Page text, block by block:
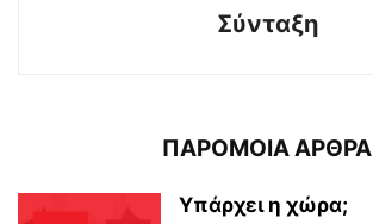
Σύνταξη
ΠΑΡΟΜΟΙΑ ΑΡΘΡΑ
Υπάρχει η χώρα;